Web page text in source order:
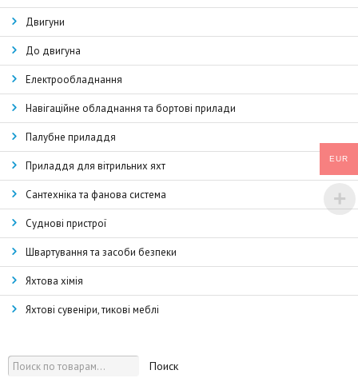
Двигуни
До двигуна
Електрообладнання
Навігаційне обладнання та бортові прилади
Палубне приладдя
Приладдя для вітрильних яхт
Сантехніка та фанова система
Суднові пристрої
Швартування та засоби безпеки
Яхтова хімія
Яхтові сувеніри, тикові меблі
Поиск
EUR